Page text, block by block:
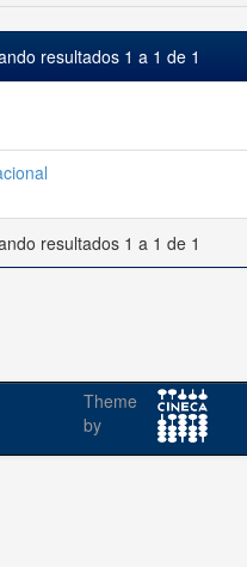
resultados 1 a 1 de 1
resultados 1 a 1 de 1
Theme
by